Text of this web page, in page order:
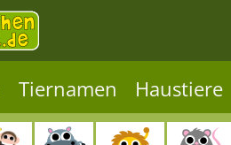
Tiernamen Haustiere